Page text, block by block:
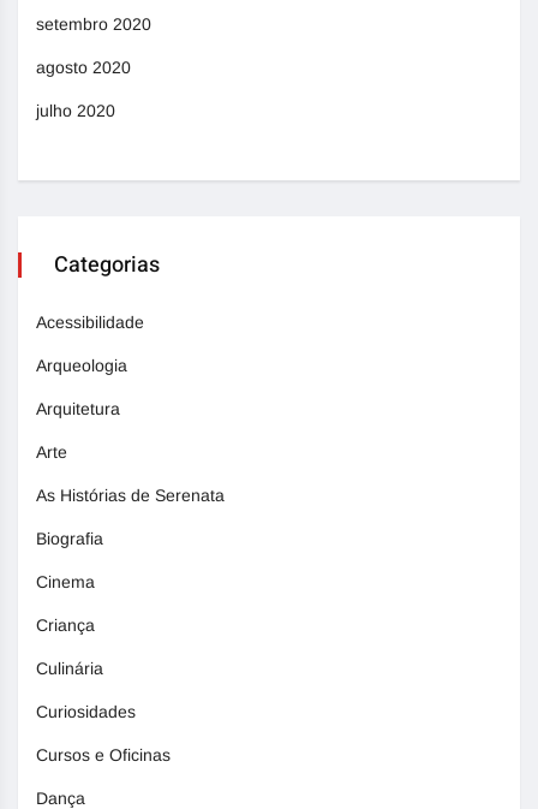
setembro 2020
agosto 2020
julho 2020
Categorias
Acessibilidade
Arqueologia
Arquitetura
Arte
As Histórias de Serenata
Biografia
Cinema
Criança
Culinária
Curiosidades
Cursos e Oficinas
Dança